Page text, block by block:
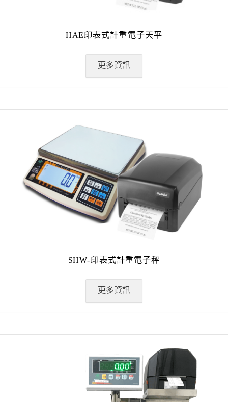
HAE印表式計重電子天平
更多資訊
SHW-印表式計重電子秤
更多資訊